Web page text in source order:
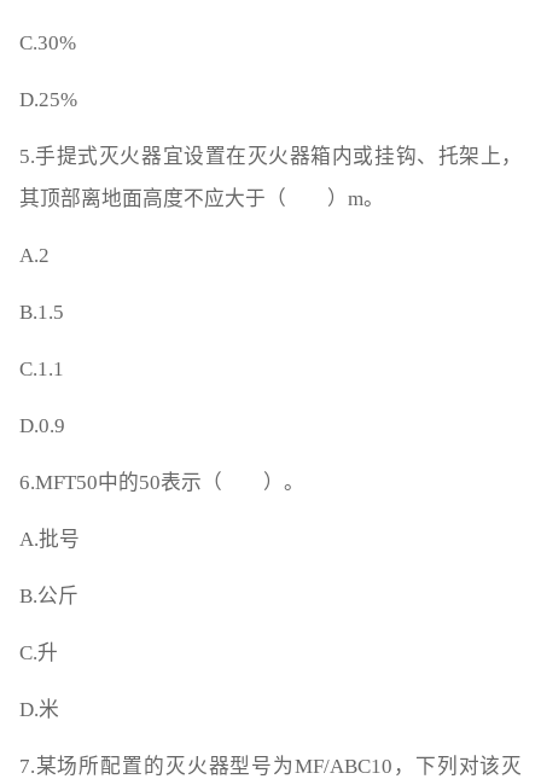
C.30%
D.25%
5.手提式灭火器宜设置在灭火器箱内或挂钩、托架上，
其顶部离地面高度不应大于（ ）m。
A.2
B.1.5
C.1.1
D.0.9
6.MFT50中的50表示（ ）。
A.批号
B.公斤
C.升
D.米
7.某场所配置的灭火器型号为MF/ABC10，下列对该灭